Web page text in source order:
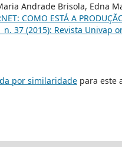
Andrade Brisola, Edna
COMO ESTÁ A
n. 37 (2015): Revista Univap
por similaridade para este